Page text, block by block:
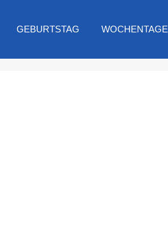
GEBURTSTAG WOCHENTAGE